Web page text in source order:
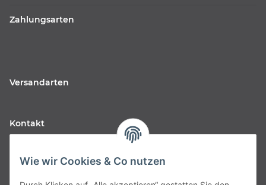
Zahlungsarten
Versandarten
Kontakt
Langstr. 51-53
Wie wir Cookies & Co nutzen